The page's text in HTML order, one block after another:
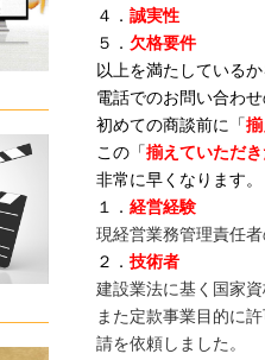
４． 誠実性
５． 欠格要件
以上を満たしている
電話でのお問い合わ
初めての商談前に「
この「揃えていただ
非常に早くなります。
１． 経営経験
現経営業務管理責任
２． 技術者
建設業法に基く国家資
また定款事業目的に
請を依頼しました。